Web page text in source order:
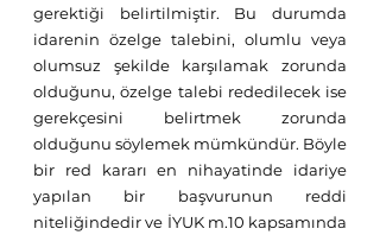
gerektiği belirtilmiştir. Bu durumda
idarenin özelge talebini, olumlu veya
olumsuz şekilde karşılamak zorunda
olduğunu, özelge talebi rededilecek ise
gerekçesini belirtmek zorunda
olduğunu söylemek mümkündür. Böyle
bir red kararı en nihayatinde idariye
yapılan bir başvurunun reddi
niteliğindedir ve İYUK m.10 kapsamında